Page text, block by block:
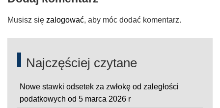
Musisz się zalogować, aby móc dodać komentarz.
Najczęściej czytane
Nowe stawki odsetek za zwłokę od zaległości
podatkowych od 5 marca 2026 r